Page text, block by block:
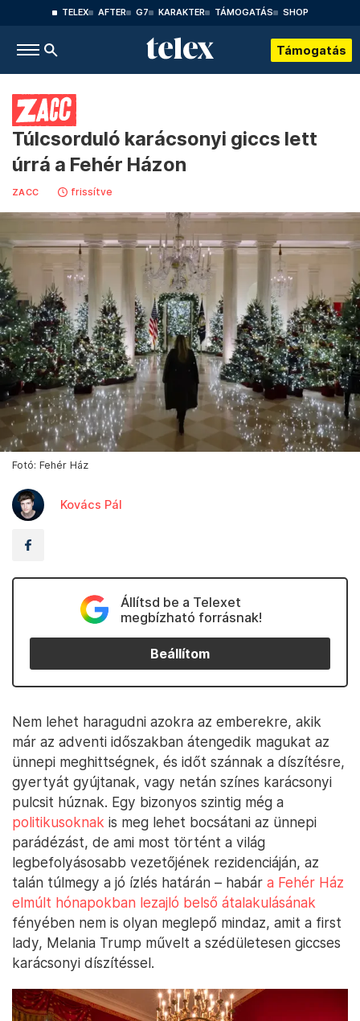
TELEX AFTER G7 KARAKTER TÁMOGATÁS SHOP
Támogatás
Túlcsorduló karácsonyi giccs lett
úrrá a Fehér Házon
ZACC frissítve
Fotó: Fehér Ház
Kovács Pál
Állítsd be a Telexet
megbízható forrásnak!
Beállítom
Nem lehet haragudni azokra az emberekre, akik
már az adventi időszakban átengedik magukat az
ünnepi meghittségnek, és időt szánnak a díszítésre,
gyertyát gyújtanak, vagy netán színes karácsonyi
pulcsit húznak. Egy bizonyos szintig még a
politikusoknak is meg lehet bocsátani az ünnepi
parádézást, de ami most történt a világ
legbefolyásosabb vezetőjének rezidenciáján, az
talán túlmegy a jó ízlés határán – habár a Fehér Ház
elmúlt hónapokban lezajló belső átalakulásának
fényében nem is olyan meglepő mindaz, amit a first
lady, Melania Trump művelt a szédületesen giccses
karácsonyi díszítéssel.